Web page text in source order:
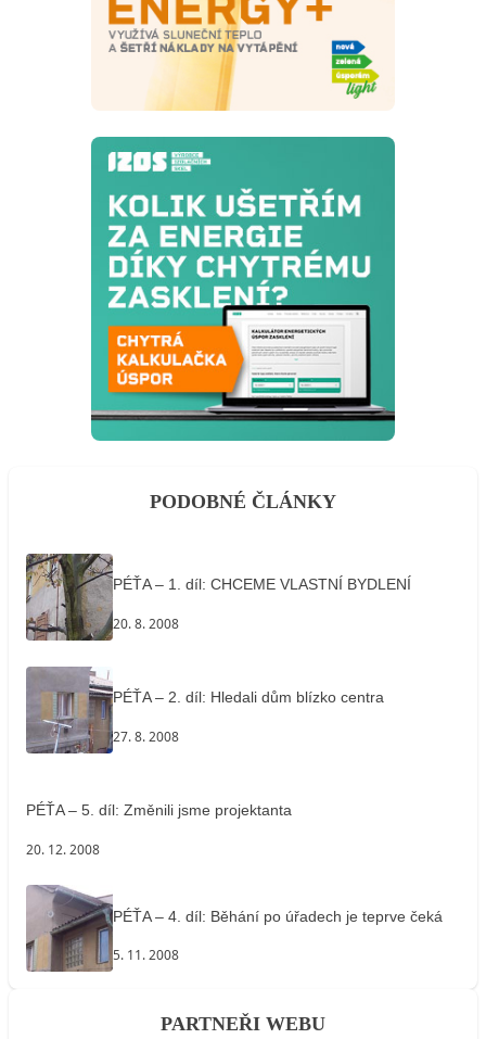
PODOBNÉ ČLÁNKY
PÉŤA – 1. díl: CHCEME VLASTNÍ BYDLENÍ
20. 8. 2008
PÉŤA – 2. díl: Hledali dům blízko centra
27. 8. 2008
PÉŤA – 5. díl: Změnili jsme projektanta
20. 12. 2008
PÉŤA – 4. díl: Běhání po úřadech je teprve čeká
5. 11. 2008
PARTNEŘI WEBU